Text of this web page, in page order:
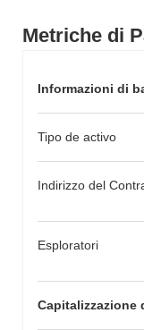
Metriche di
Informazioni di
Tipo de activo
Indirizzo del
Esploratori
Capitalizzazione